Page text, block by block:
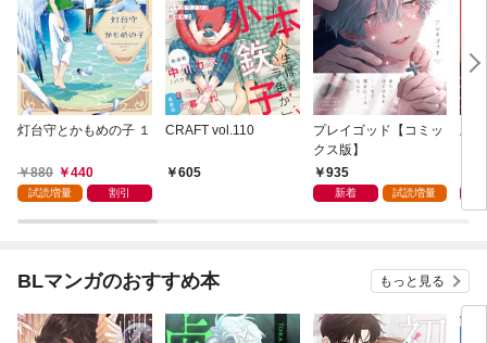
灯台守とかもめの子 １
880 440
試読増量 割引
CRAFT vol.110
605
プレイゴッド【コミッ
クス版】
935
新着 試読増量
灰
BLマンガのおすすめ本 もっと見る